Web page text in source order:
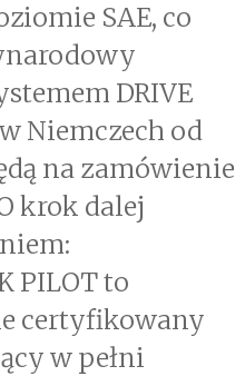
SAE, co
DRIVE
Niemczech od
na zamówienie
krok dalej
PILOT to
certyfikowany
w pełni